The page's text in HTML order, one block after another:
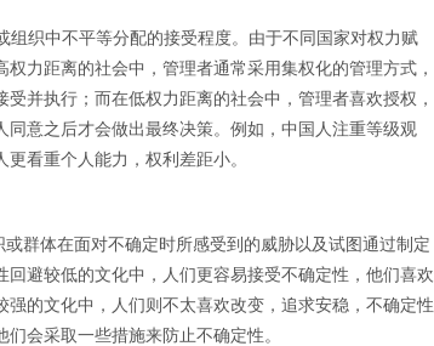
中不平等分配的接受程度。由于不同国家对权力赋
力距离的社会中，管理者通常采用集权化的管理方式，
并执行；而在低权力距离的社会中，管理者喜欢授权，
意之后才会做出最终决策。例如，中国人注重等级观
看重个人能力，权利差距小。
体在面对不确定时所感受到的威胁以及试图通过制定
避较低的文化中，人们更容易接受不确定性，他们喜欢
的文化中，人们则不太喜欢改变，追求安稳，不确定性
会采取一些措施来防止不确定性。